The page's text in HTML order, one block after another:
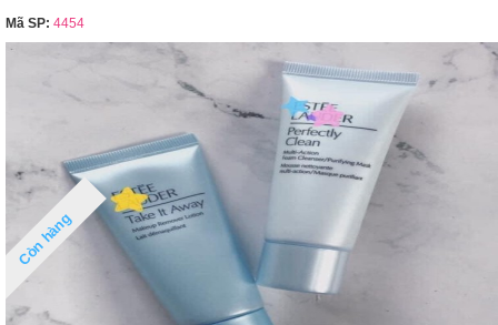
Mã SP: 4454
Còn hàng